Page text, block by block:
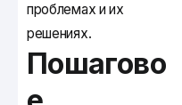
проблемах и их
решениях.
Пошагово